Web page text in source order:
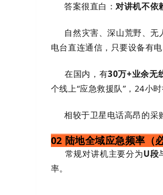
答案很直白：对讲机不依
自然灾害、深山荒野、无
电台直连通信，只要设备有
在国内，有30万+业余无
个线上“应急救援队”，24小
相较于卫星电话高昂的采
02 陆地全域应急频率（必
常规对讲机主要分为U段
率。